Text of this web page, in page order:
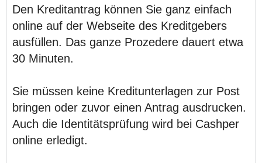
Den Kreditantrag können Sie ganz einfach
online auf der Webseite des Kreditgebers
ausfüllen. Das ganze Prozedere dauert etwa
30 Minuten.
Sie müssen keine Kreditunterlagen zur Post
bringen oder zuvor einen Antrag ausdrucken.
Auch die Identitätsprüfung wird bei Cashper
online erledigt.